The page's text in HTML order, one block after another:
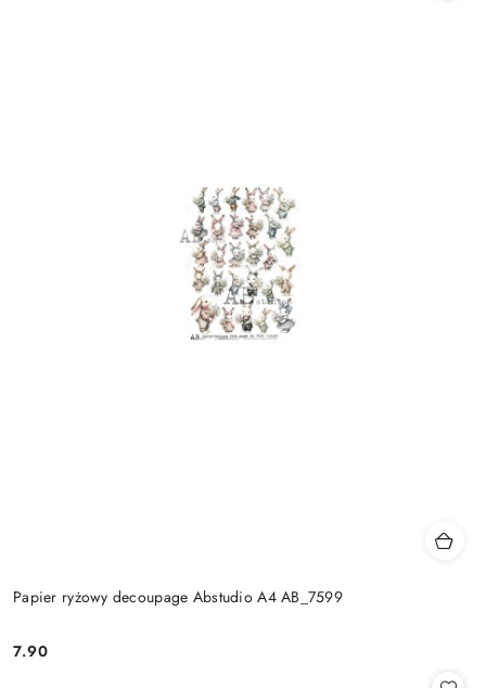
Papier ryżowy decoupage Abstudio A4 AB_7599
Cena:
7.90